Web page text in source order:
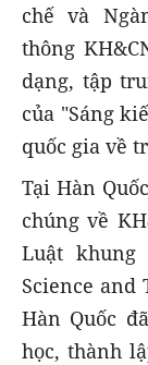
chế và
thông
dạng, tập
của "Sáng
quốc gia về
Tại Hàn
chúng về
Luật khung
Science and
Hàn Quốc
học, thành